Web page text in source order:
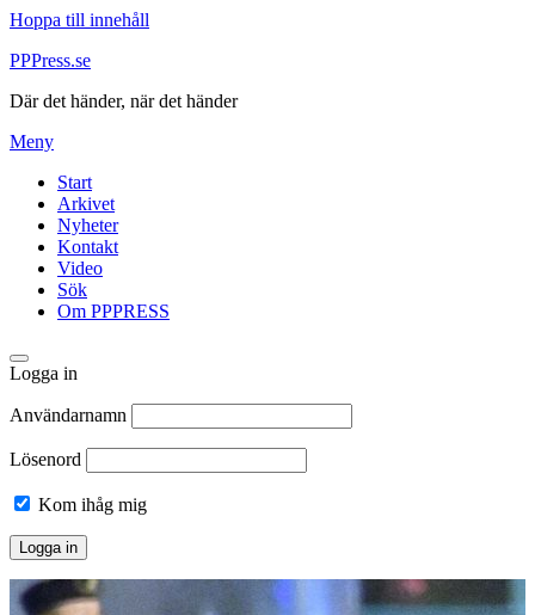
Hoppa till innehåll
PPPress.se
Där det händer, när det händer
Meny
Start
Arkivet
Nyheter
Kontakt
Video
Sök
Om PPPRESS
Logga in
Användarnamn
Lösenord
Kom ihåg mig